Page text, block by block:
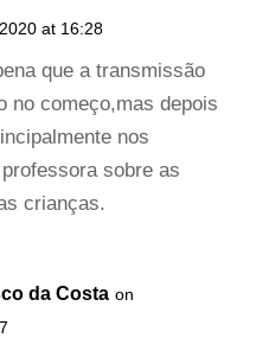
at 16:28
que a transmissão
no começo,mas depois
nos
sobre as
crianças.
da Costa on